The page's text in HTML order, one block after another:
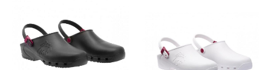
options
may
may